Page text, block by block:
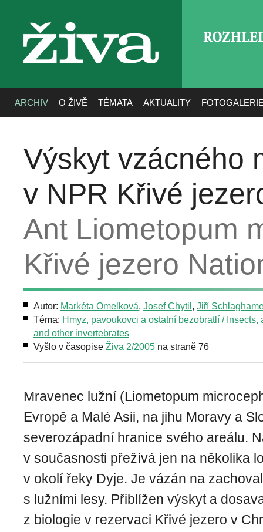
živa
ARCHIV O ŽIVĚ TÉMATA AKTUALITY
Výskyt vzácného
v NPR Křivé
Ant Liometopum
Křivé jezero
Autor: Markéta Omelková, Josef Chytil , Jiří
Téma: Hmyz, pavoukovci a ostatní bezobratlí / Insects,
and other invertebrates
Vyšlo v časopise Živa 2/2005 na straně 76
Mravenec lužní (Liometopum
Evropě a Malé Asii, na jihu Moravy a
severozápadní hranice svého areálu.
v současnosti přežívá jen na několika
v okolí řeky Dyje. Je vázán na
s lužními lesy. Přiblížen výskyt a
z biologie v rezervaci Křivé jezero v